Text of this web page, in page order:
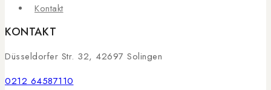
Kontakt
KONTAKT
Düsseldorfer Str. 32, 42697 Solingen
0212 64587110